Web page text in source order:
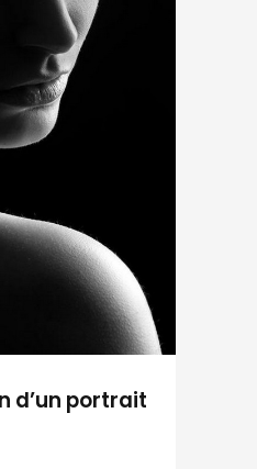
d’un portrait